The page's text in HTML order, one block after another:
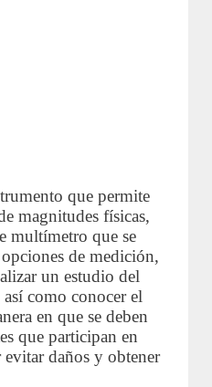
que permite
magnitudes físicas,
multímetro que se
de medición,
un estudio del
como conocer el
en que se deben
que participan en
evitar daños y obtener